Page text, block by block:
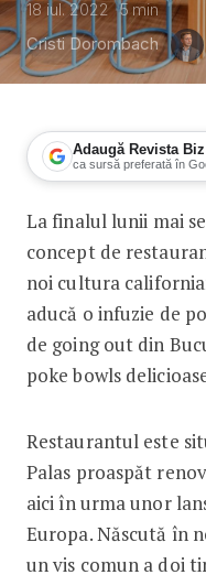
18 iul. 2022 5min
Cristi Dorombach
Adaugă Revista Biz
ca sursă preferată în
Secretul din
La finalul lunii mai
concept de
noi cultura
aducă o infuzie de
de going out din
poke bowls
Restaurantul este
Palas proaspăt
aici în urma unor
Europa. Născută în
un vis comun a doi